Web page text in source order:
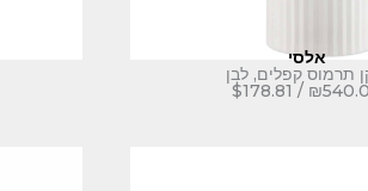
אלסי
תרמוס קפלים, לבן
₪
/
$178.81